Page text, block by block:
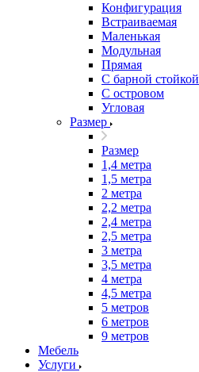
Конфигурация
Встраиваемая
Маленькая
Модульная
Прямая
С барной стойкой
С островом
Угловая
Размер
Размер
1,4 метра
1,5 метра
2 метра
2,2 метра
2,4 метра
2,5 метра
3 метра
3,5 метра
4 метра
4,5 метра
5 метров
6 метров
9 метров
Мебель
Услуги